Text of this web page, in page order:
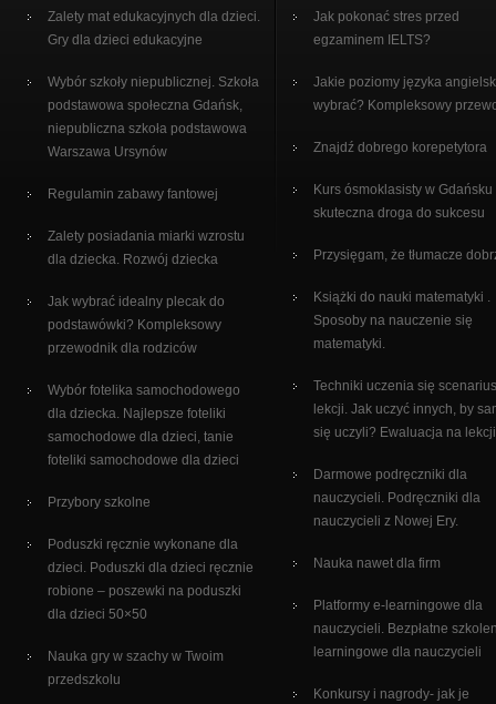
Zalety mat edukacyjnych dla dzieci.
Gry dla dzieci edukacyjne
Wybór szkoły niepublicznej. Szkoła
podstawowa społeczna Gdańsk,
niepubliczna szkoła podstawowa
Warszawa Ursynów
Regulamin zabawy fantowej
Zalety posiadania miarki wzrostu
dla dziecka. Rozwój dziecka
Jak wybrać idealny plecak do
podstawówki? Kompleksowy
przewodnik dla rodziców
Wybór fotelika samochodowego
dla dziecka. Najlepsze foteliki
samochodowe dla dzieci, tanie
foteliki samochodowe dla dzieci
Przybory szkolne
Poduszki ręcznie wykonane dla
dzieci. Poduszki dla dzieci ręcznie
robione – poszewki na poduszki
dla dzieci 50×50
Nauka gry w szachy w Twoim
przedszkolu
Jak pokonać stres przed
egzaminem IELTS?
Jakie poziomy języka
wybrać? Kompleksowy
Znajdź dobrego korepetytora
Kurs ósmoklasisty w Gdańsku
skuteczna droga do sukcesu
Przysięgam, że tłumacze
Książki do nauki matematyki .
Sposoby na nauczenie się
matematyki.
Techniki uczenia się
lekcji. Jak uczyć innych, by
się uczyli? Ewaluacja na lekcji
Darmowe podręczniki dla
nauczycieli. Podręczniki dla
nauczycieli z Nowej Ery.
Nauka nawet dla firm
Platformy e-learningowe dla
nauczycieli. Bezpłatne
learningowe dla nauczycieli
Konkursy i nagrody- jak je